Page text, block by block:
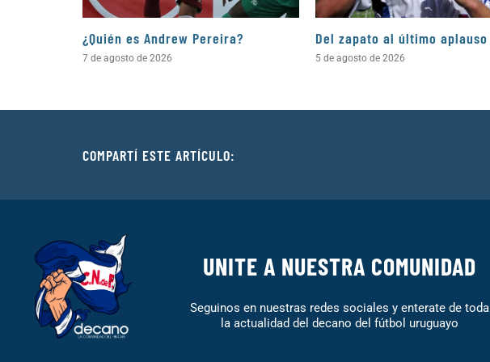
¿Quién es Andrew Pereira?
7 de agosto de 2026
Del zapato al último aplauso
5 de agosto de 2026
COMPARTÍ ESTE ARTÍCULO:
UNITE A NUESTRA COMUNIDAD
Seguinos en nuestras redes sociales y enterate de toda
la actualidad del decano del fútbol uruguayo